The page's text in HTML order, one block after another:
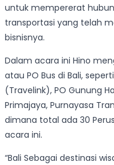
untuk mempererat
transportasi yang telah
bisnisnya.
Dalam acara ini Hino
atau PO Bus di Bali,
(Travelink), PO Gunung
Primajaya, Purnayasa
dimana total ada 30
acara ini.
“Bali Sebagai destinasi